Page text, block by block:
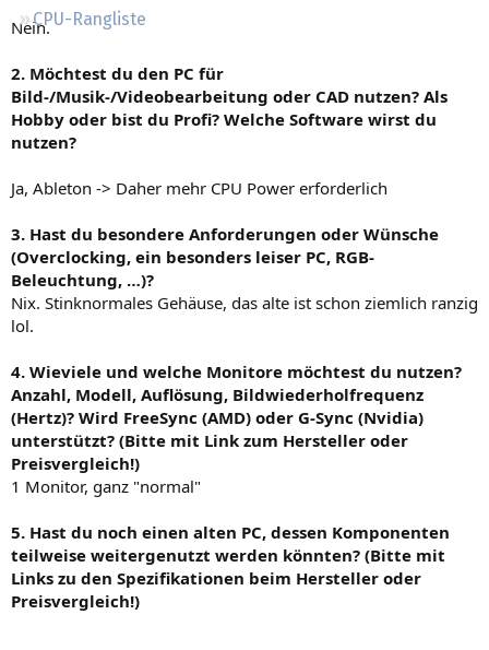
CPU-Rangliste
Nein.
2. Möchtest du den PC für
Bild-/Musik-/Videobearbeitung oder CAD nutzen? Als
Hobby oder bist du Profi? Welche Software wirst du
nutzen?
Ja, Ableton -> Daher mehr CPU Power erforderlich
3. Hast du besondere Anforderungen oder Wünsche
(Overclocking, ein besonders leiser PC, RGB-
Beleuchtung, …)?
Nix. Stinknormales Gehäuse, das alte ist schon ziemlich ranzig
lol.
4. Wieviele und welche Monitore möchtest du nutzen?
Anzahl, Modell, Auflösung, Bildwiederholfrequenz
(Hertz)? Wird FreeSync (AMD) oder G-Sync (Nvidia)
unterstützt? (Bitte mit Link zum Hersteller oder
Preisvergleich!)
1 Monitor, ganz "normal"
5. Hast du noch einen alten PC, dessen Komponenten
teilweise weitergenutzt werden könnten? (Bitte mit
Links zu den Spezifikationen beim Hersteller oder
Preisvergleich!)